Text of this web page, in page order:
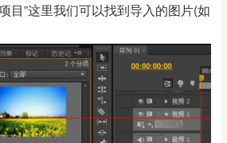
”这里我们可以找到导入的图片(如